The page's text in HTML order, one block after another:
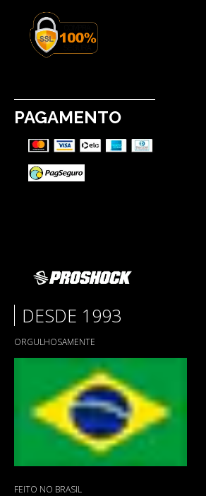
PAGAMENTO
DESDE 1993
ORGULHOSAMENTE
FEITO NO BRASIL